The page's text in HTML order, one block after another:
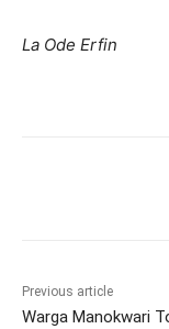
La Ode Erfin
Previous article
Warga Manokwari